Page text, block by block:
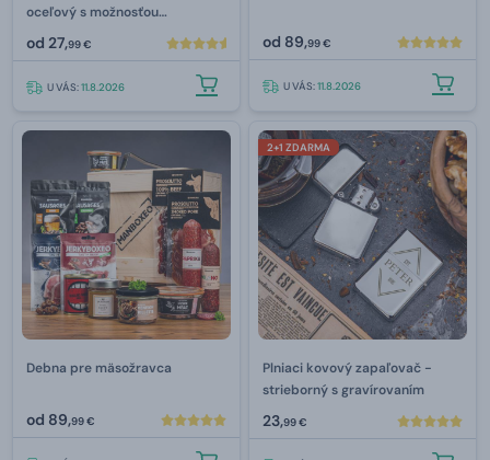
oceľový s možnosťou
gravírovania
od 27,99 €
U VÁS:11.8.2026
od 89,99 €
U VÁS:11.8.2026
Debna pre mäsožravca
od 89,99 €
2+1 ZDARMA
Plniaci kovový zapaľovač -
strieborný s gravírovaním
23,99 €